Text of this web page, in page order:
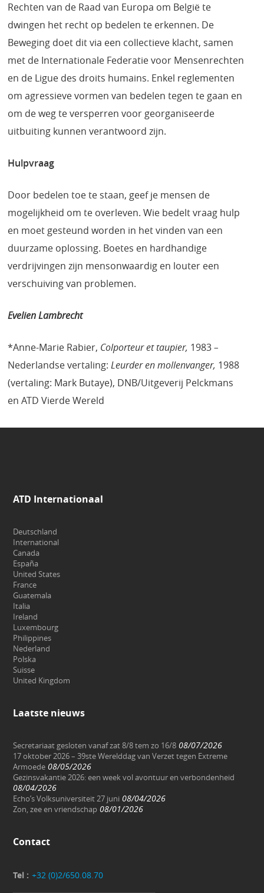
Rechten van de Raad van Europa om België te
dwingen het recht op bedelen te erkennen. De
Beweging doet dit via een collectieve klacht, samen
met de Internationale Federatie voor Mensenrechten
en de Ligue des droits humains. Enkel reglementen
om agressieve vormen van bedelen tegen te gaan en
om de weg te versperren voor georganiseerde
uitbuiting kunnen verantwoord zijn.
Hulpvraag
Door bedelen toe te staan, geef je mensen de
mogelijkheid om te overleven. Wie bedelt vraag hulp
en moet gesteund worden in het vinden van een
duurzame oplossing. Boetes en hardhandige
verdrijvingen zijn mensonwaardig en louter een
verschuiving van problemen.
Evelien Lambrecht
*Anne-Marie Rabier, Colporteur et taupier, 1983–
Nederlandse vertaling:Leurder en mollenvanger, 1988
(vertaling: Mark Butaye), DNB/Uitgeverij Pelckmans
en ATD Vierde Wereld
ATD Internationaal
Deutschland
International
Canada
España
United States
France
Guatemala
Italia
Ireland
Luxembourg
Philippines
Nederland
Polska
Suisse
United Kingdom
Laatste nieuws
Secretariaat gesloten vanaf zat 8/8 tem zo 16/8 08/07/2026
17 oktober 2026 – 39ste Werelddag van Verzet tegen Extreme
Armoede 08/05/2026
Gezinsvakantie 2026: een week vol avontuur en verbondenheid
08/04/2026
Echo’s Volksuniversiteit 27 juni 08/04/2026
Zon, zee en vriendschap 08/01/2026
Contact
Tel : +32 (0)2/650.08.70